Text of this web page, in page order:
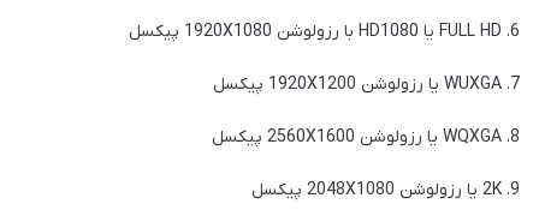
6. FULL HD یا HD1080 با رزولوشن 1920X1080 پیکسل
7. WUXGA یا رزولوشن 1920X1200 پیکسل
8. WQXGA یا رزولوشن 2560X1600 پیکسل
9. 2K یا رزولوشن 2048X1080 پیکسل